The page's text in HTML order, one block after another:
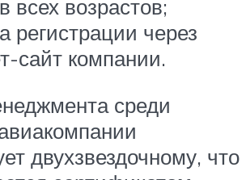
всех возрастов;
регистрации через
сайт компании.
среди
двухзвездочному, что